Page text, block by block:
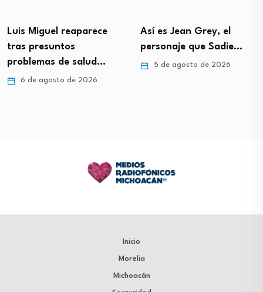
Luis Miguel reaparece
tras presuntos
problemas de salud…
6 de agosto de 2026
Así es Jean Grey, el
personaje que Sadie…
5 de agosto de 2026
Inicio
Morelia
Michoacán